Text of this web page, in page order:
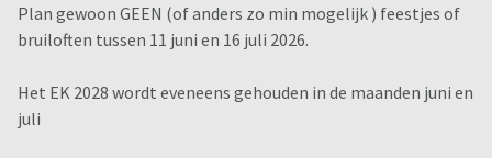
Plan gewoon GEEN (of anders zo min mogelijk ) feestjes of
bruiloften tussen 11 juni en 16 juli 2026.
Het EK 2028 wordt eveneens gehouden in de maanden juni en
juli